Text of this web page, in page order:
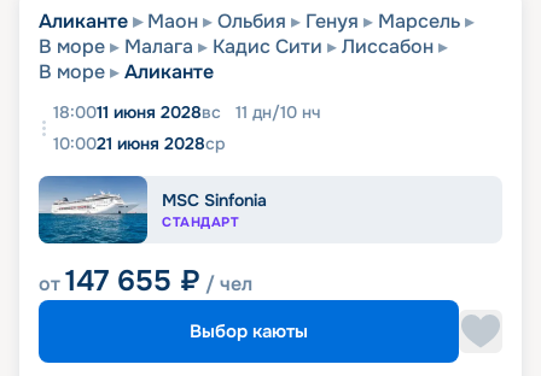
Аликанте Маон Ольбия Генуя
Марсель
В море
Малага Кадис Сити
Лиссабон
В море
Аликанте
18:0011 июня 2028вс 11 дн/10 нч
10:0021 июня 2028ср
MSC Sinfonia
СТАНДАРТ
от147 655 ₽ / чел
Выбор каюты